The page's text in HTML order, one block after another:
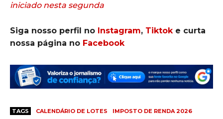
iniciado nesta segunda
Siga nosso perfil no Instagram, Tiktoke curta
nossa página no Facebook
TAGS CALENDÁRIO DE LOTES
IMPOSTO DE RENDA 2026